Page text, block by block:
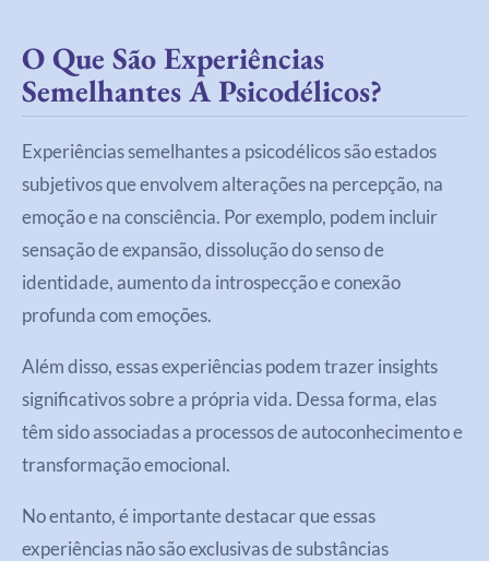
O Que São Experiências
Semelhantes A Psicodélicos?
Experiências semelhantes a psicodélicos são estados
subjetivos que envolvem alterações na percepção, na
emoção e na consciência. Por exemplo, podem incluir
sensação de expansão, dissolução do senso de
identidade, aumento da introspecção e conexão
profunda com emoções.
Além disso, essas experiências podem trazer insights
significativos sobre a própria vida. Dessa forma, elas
têm sido associadas a processos de autoconhecimento e
transformação emocional.
No entanto, é importante destacar que essas
experiências não são exclusivas de substâncias